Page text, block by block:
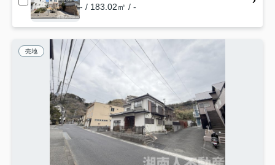
- / 183.02㎡ / -
売地